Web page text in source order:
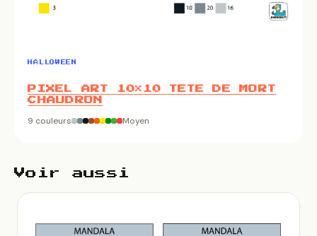
HALLOWEEN
PIXEL ART 10×10 TETE DE MORT
CHAUDRON
9 couleurs Moyen
Voir aussi